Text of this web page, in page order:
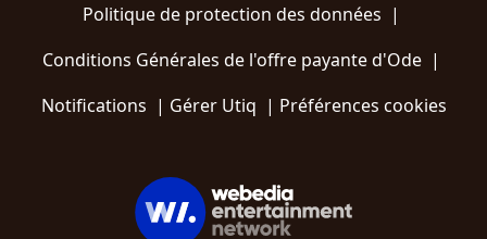
Politique de protection des données |
Conditions Générales de l'offre payante d'Ode |
Notifications | Gérer Utiq | Préférences cookies